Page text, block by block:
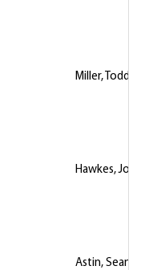
Miller, Todd
Hawkes,
Astin, Sean